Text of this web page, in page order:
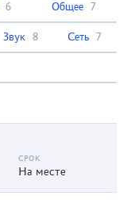
6 Общее 7
Звук 8 Сеть 7
На месте